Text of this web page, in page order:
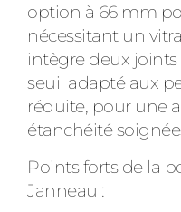
option à 66 mm
nécessitant un
intègre deux
seuil adapté aux
réduite, pour une
étanchéité
Points forts de la
Janneau :